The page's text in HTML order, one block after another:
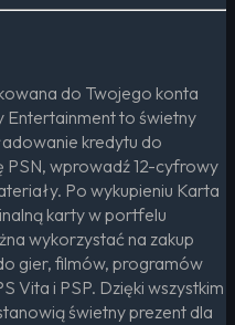
do Twojego konta
Entertainment to świetny
kredytu do
PSN, wprowadź 12-cyfrowy
Po wykupieniu Karta
karty w portfelu
wykorzystać na zakup
gier, filmów, programów
Vita i PSP. Dzięki wszystkim
świetny prezent dla